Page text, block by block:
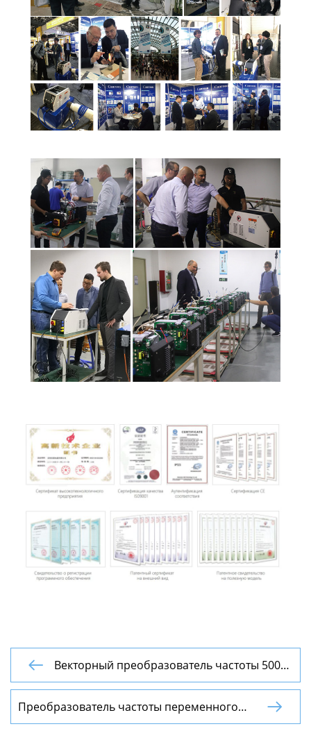

Векторный преобразователь частоты 500
Гц
Преобразователь частоты переменного
тока с цифровой настройкой
